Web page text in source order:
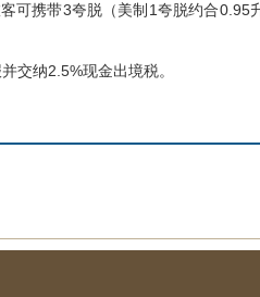
携带3夸脱（美制1夸脱约合0.95
纳2.5%现金出境税。